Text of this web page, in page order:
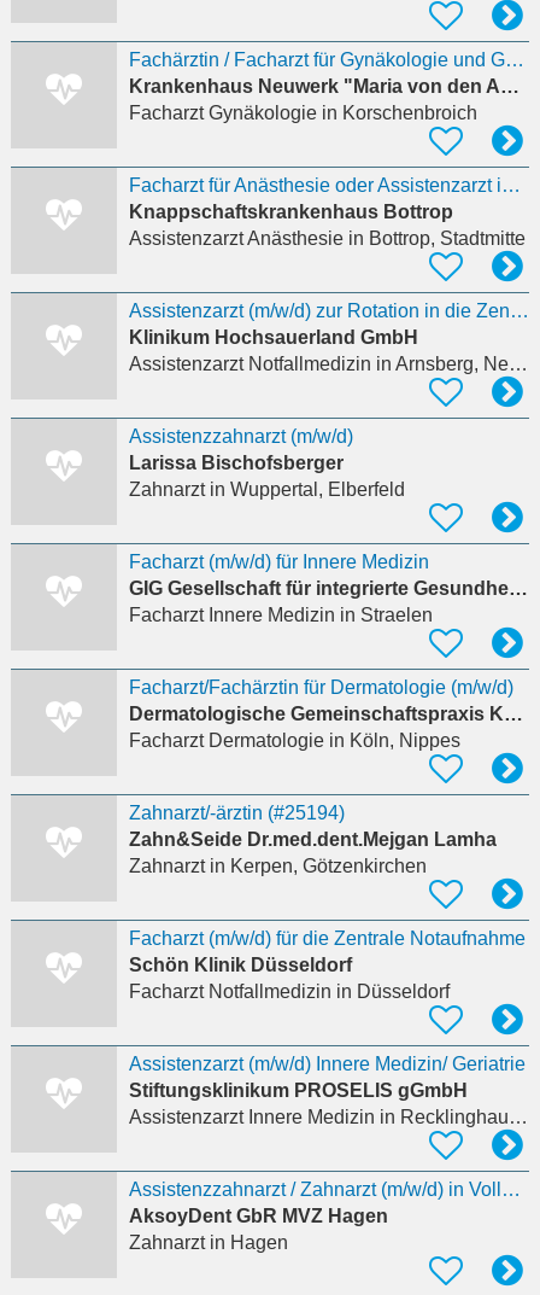
Fachärztin / Facharzt für Gynäkologie und Geburtshilfe (m/w/d) – Onkologische Rehabilitation,
Krankenhaus Neuwerk "Maria von den Aposteln" gGmbH
Facharzt Gynäkologiein Korschenbroich
Facharzt für Anästhesie oder Assistenzarzt im 4. Weiterbildungsjahr (m/w/d)
Knappschaftskrankenhaus Bottrop
Assistenzarzt Anästhesiein Bottrop, Stadtmitte
Assistenzarzt (m/w/d) zur Rotation in die Zentrale Notaufnahme (ZNA)
Klinikum Hochsauerland GmbH
Assistenzarzt Notfallmedizin in Arnsberg, Neheim
Assistenzzahnarzt (m/w/d)
Larissa Bischofsberger
Zahnarztin Wuppertal, Elberfeld
Facharzt (m/w/d) für Innere Medizin
GIG Gesellschaft für integrierte Gesundheitsversorgung mbH
Facharzt Innere Medizin in Straelen
Facharzt/Fachärztin für Dermatologie (m/w/d)
Dermatologische Gemeinschaftspraxis Köln
Facharzt Dermatologiein Köln, Nippes
Zahnarzt/-ärztin (#25194)
Zahn&Seide Dr.med.dent.Mejgan Lamha
Zahnarztin Kerpen, Götzenkirchen
Facharzt (m/w/d) für die Zentrale Notaufnahme
Schön Klinik Düsseldorf
Facharzt Notfallmedizin in Düsseldorf
Assistenzarzt (m/w/d) Innere Medizin/ Geriatrie
Stiftungsklinikum PROSELIS gGmbH
Assistenzarzt Innere Medizin in Recklinghausen
Assistenzzahnarzt / Zahnarzt (m/w/d) in Vollzeit gesucht
AksoyDent GbR MVZ Hagen
Zahnarztin Hagen